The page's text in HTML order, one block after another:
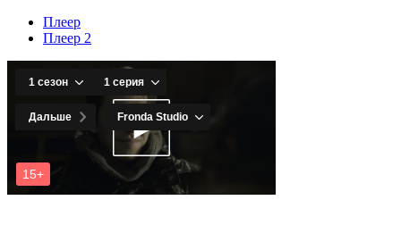
Плеер
Плеер 2